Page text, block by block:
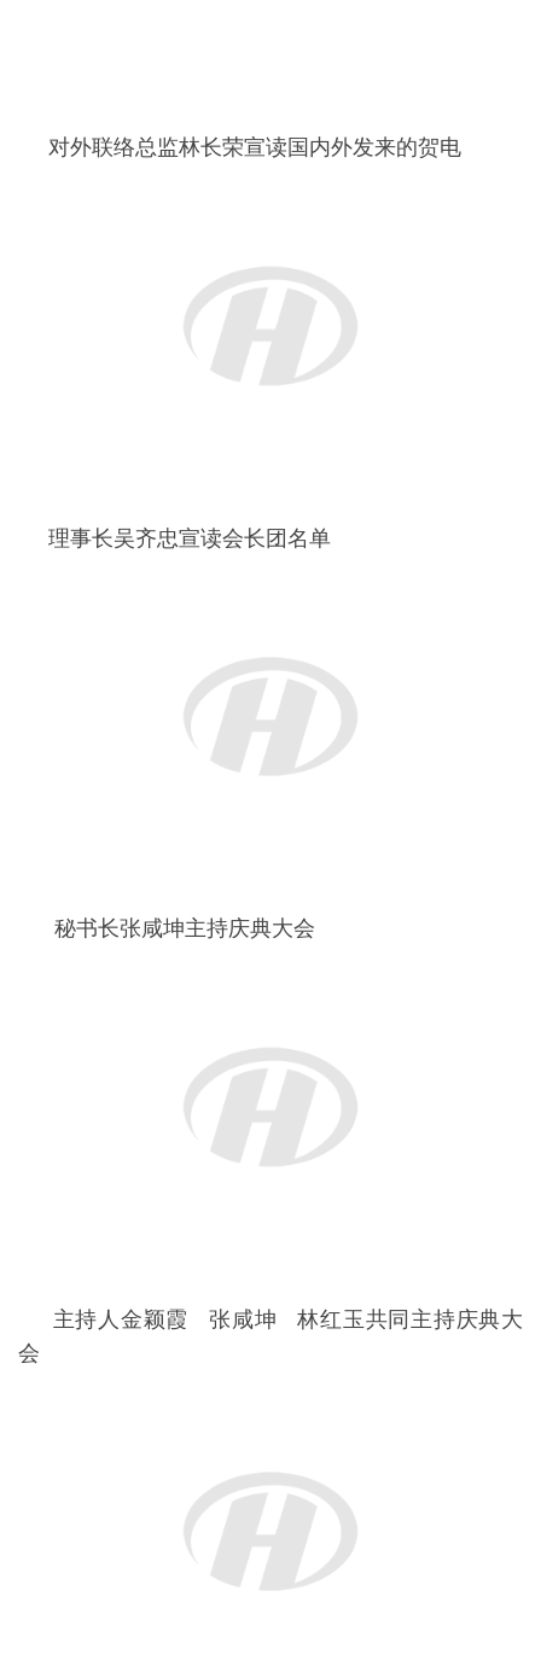
秘书长张咸坤主持庆典大会
主持人金颖霞 张咸坤 林红玉共同主持庆典大
全体起立奏中意两国国歌
全体起立奏中意两国国歌